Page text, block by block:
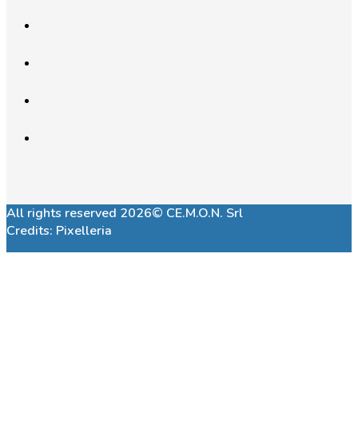
All rights reserved 2026© CE.M.O.N. Srl
Credits: Pixelleria